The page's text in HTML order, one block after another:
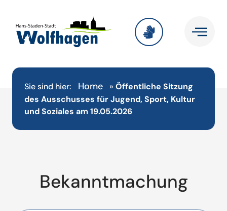
Sie sind hier: Home » Öffentliche Sitzung
des Ausschusses für Jugend, Sport, Kultur
und Soziales am 19.05.2026
Bekanntmachung